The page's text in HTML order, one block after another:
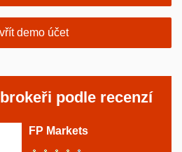
demo účet
podle recenzí
FP Markets